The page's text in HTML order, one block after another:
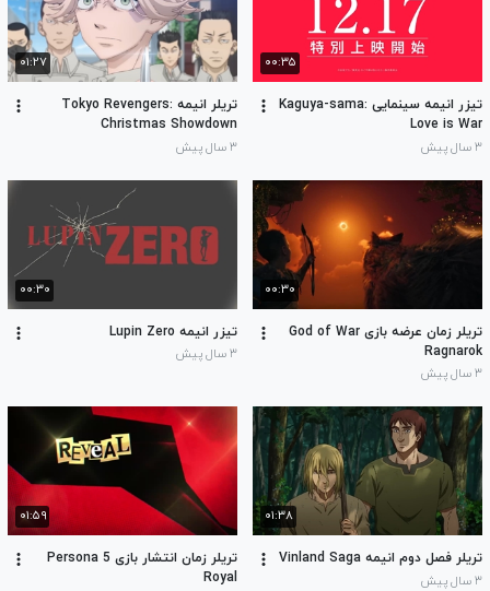
۰۰:۳۵
تیزر انیمه سینمایی Kaguya-sama:
Love is War
۳ سال پیش
۰۱:۲۷
تریلر انیمه Tokyo Revengers:
Christmas Showdown
۳ سال پیش
۰۰:۳۰
تریلر زمان عرضه بازی God of War
Ragnarok
۳ سال پیش
۰۰:۳۰
تیزر انیمه Lupin Zero
۳ سال پیش
۰۱:۳۸
تریلر فصل دوم انیمه Vinland Saga
۳ سال پیش
۰۱:۵۹
تریلر زمان انتشار بازی Persona 5
Royal